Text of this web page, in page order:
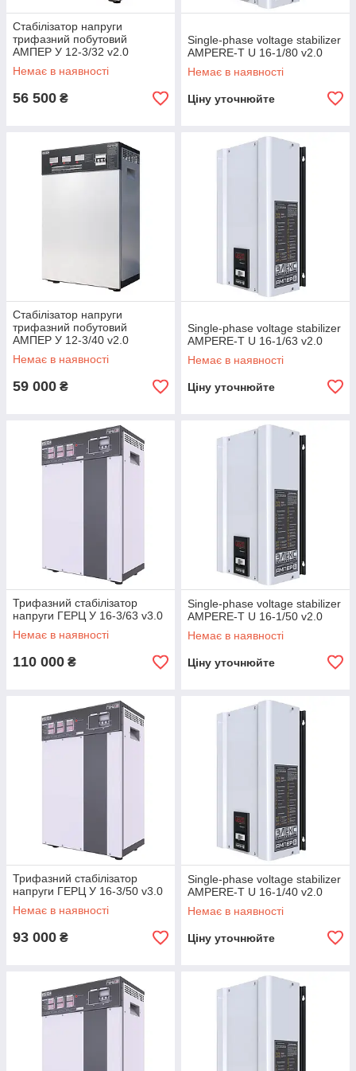
Стабілізатор напруги
трифазний побутовий
АМПЕР У 12-3/32 v2.0
Немає в наявності
56 500 ₴
Single-phase voltage stabilizer
AMPERE-T U 16-1/80 v2.0
Немає в наявності
Ціну уточнюйте
Стабілізатор напруги
трифазний побутовий
АМПЕР У 12-3/40 v2.0
Немає в наявності
59 000 ₴
Single-phase voltage stabilizer
AMPERE-T U 16-1/63 v2.0
Немає в наявності
Ціну уточнюйте
Трифазний стабілізатор
напруги ГЕРЦ У 16-3/63 v3.0
Немає в наявності
110 000 ₴
Single-phase voltage stabilizer
AMPERE-T U 16-1/50 v2.0
Немає в наявності
Ціну уточнюйте
Трифазний стабілізатор
напруги ГЕРЦ У 16-3/50 v3.0
Немає в наявності
93 000 ₴
Single-phase voltage stabilizer
AMPERE-T U 16-1/40 v2.0
Немає в наявності
Ціну уточнюйте